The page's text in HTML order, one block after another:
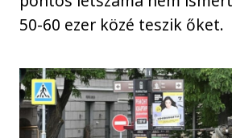
50-60 ezer közé teszik őket.